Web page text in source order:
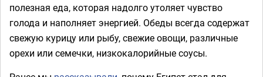
полезная еда, которая надолго утоляет чувство
голода и наполняет энергией. Обеды всегда содержат
свежую курицу или рыбу, свежие овощи, различные
орехи или семечки, низкокалорийные соусы.